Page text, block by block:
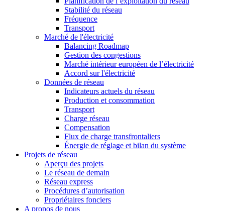
Stabilité du réseau
Fréquence
Transport
Marché de l'électricité
Balancing Roadmap
Gestion des congestions
Marché intérieur européen de l’électricité
Accord sur l'électricité
Données de réseau
Indicateurs actuels du réseau
Production et consommation
Transport
Charge réseau
Compensation
Flux de charge transfrontaliers
Énergie de réglage et bilan du système
Projets de réseau
Aperçu des projets
Le réseau de demain
Réseau express
Procédures d’autorisation
Propriétaires fonciers
A propos de nous